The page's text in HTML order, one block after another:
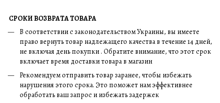
СРОКИ ВОЗВРАТА ТОВАРА
В соответствии с законодательством Украины, вы имеете
право вернуть товар надлежащего качества в течение 14 дней,
не включая день покупки . Обратите внимание, что этот срок
включает время доставки товара в магазин
Рекомендуем отправить товар заранее, чтобы избежать
нарушения этого срока. Это поможет нам эффективнее
обработать ваш запрос и избежать задержек